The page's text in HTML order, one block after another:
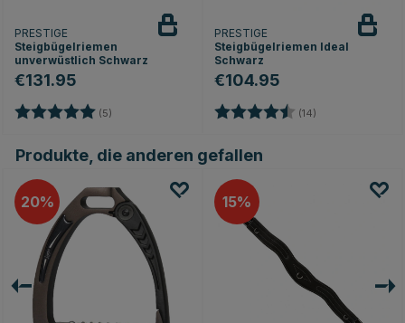
PRESTIGE
Steigbügelriemen
unverwüstlich Schwarz
€131.95
Bewertung: (5)
PRESTIGE
Steigbügelriemen Ideal
Schwarz
€104.95
Bewertung: (14)
Produkte, die anderen gefallen
20 15